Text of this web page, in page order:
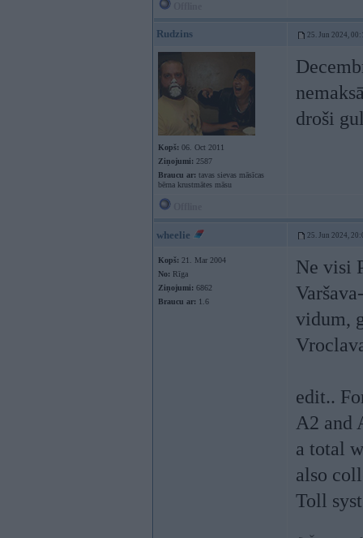
Rudzins 25. Jun 2024,
Kopš: 06. Oct 2011
Ziņojumi: 2587
Braucu ar: tavas sievas māsīcas
bērna krustmātes māsu
droši
wheelie 25. Jun 2024,
Kopš: 21. Mar 2004
No: Rīga
Ziņojumi: 6862
Braucu ar: 1.6
Ne visi
vidum,
edit..
A2 and
a total
also
Toll